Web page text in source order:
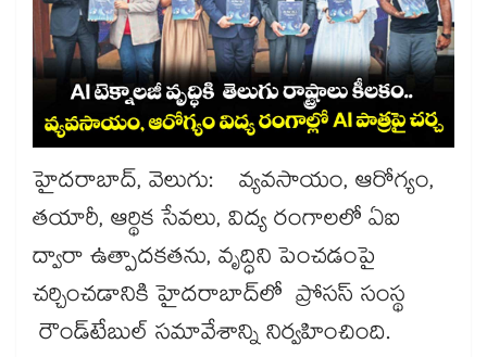
హైదరాబాద్​, వెలుగు: వ్యవసాయం, ఆరోగ్యం,
తయారీ, ఆర్థిక సేవలు, విద్య రంగాలలో ఏఐ
ద్వారా ఉత్పాదకతను, వృద్ధిని పెంచడంపై
చర్చించడానికి హైదరాబాద్​లో ప్రోసస్ సంస్థ
రౌండ్‌‌టేబుల్ సమావేశాన్ని నిర్వహించింది.